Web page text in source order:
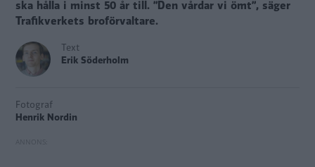
ska hålla i minst 50 år till. ”Den vårdar vi ömt”, säger
Trafikverkets broförvaltare.
Text
Erik Söderholm
Fotograf
Henrik Nordin